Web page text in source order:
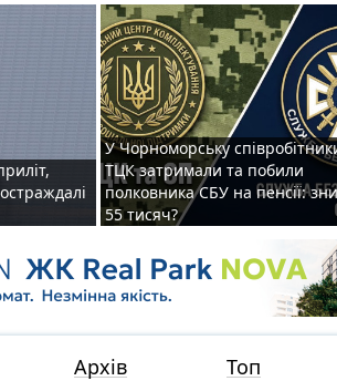
У Чорноморську
ТЦК затримали та побили
полковника СБУ на пенсії:
55 тисяч?
Архів Топ